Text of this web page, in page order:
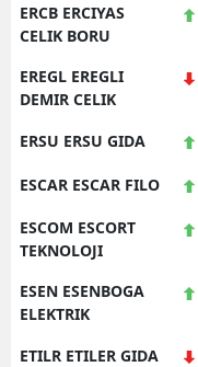
ERCB ERCIYAS
CELIK BORU
EREGL EREGLI
DEMIR CELIK
ERSU ERSU GIDA
ESCAR ESCAR FILO
ESCOM ESCORT
TEKNOLOJI
ESEN ESENBOGA
ELEKTRIK
ETILR ETILER GIDA